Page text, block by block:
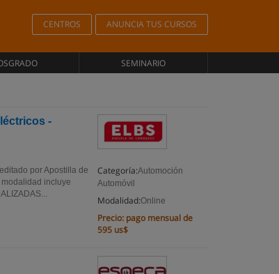
CENTROS ANUNCIA TUS CURSOS
SEMINARIO
-
Categoría:Automoción
Automóvil
Modalidad:Online
Precio: pago mensual de
595 us$
por Apostilla de
modalidad incluye